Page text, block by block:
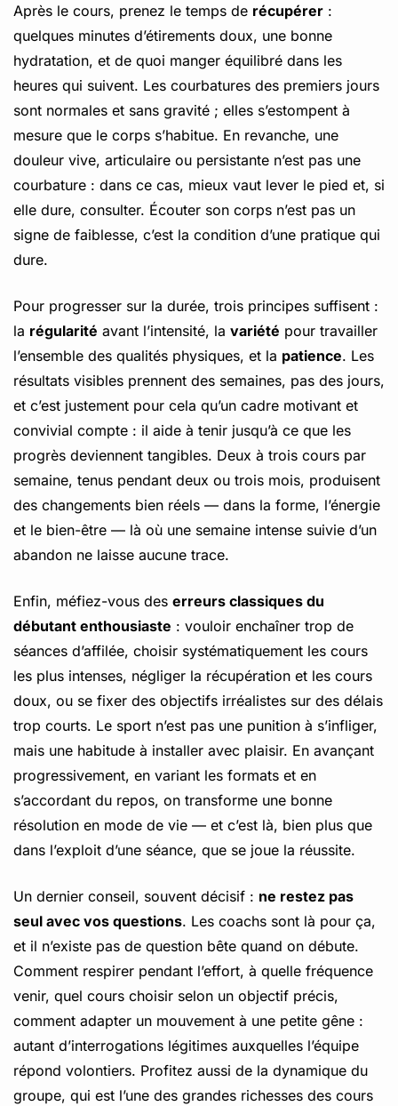
Après le cours, prenez le temps de récupérer :
quelques minutes d’étirements doux, une bonne
hydratation, et de quoi manger équilibré dans les
heures qui suivent. Les courbatures des premiers jours
sont normales et sans gravité ; elles s’estompent à
mesure que le corps s’habitue. En revanche, une
douleur vive, articulaire ou persistante n’est pas une
courbature : dans ce cas, mieux vaut lever le pied et, si
elle dure, consulter. Écouter son corps n’est pas un
signe de faiblesse, c’est la condition d’une pratique qui
dure.
Pour progresser sur la durée, trois principes suffisent :
la régularité avant l’intensité, la variété pour travailler
l’ensemble des qualités physiques, et la patience. Les
résultats visibles prennent des semaines, pas des jours,
et c’est justement pour cela qu’un cadre motivant et
convivial compte : il aide à tenir jusqu’à ce que les
progrès deviennent tangibles. Deux à trois cours par
semaine, tenus pendant deux ou trois mois, produisent
des changements bien réels — dans la forme, l’énergie
et le bien-être — là où une semaine intense suivie d’un
abandon ne laisse aucune trace.
Enfin, méfiez-vous des erreurs classiques du
débutant enthousiaste : vouloir enchaîner trop de
séances d’affilée, choisir systématiquement les cours
les plus intenses, négliger la récupération et les cours
doux, ou se fixer des objectifs irréalistes sur des délais
trop courts. Le sport n’est pas une punition à s’infliger,
mais une habitude à installer avec plaisir. En avançant
progressivement, en variant les formats et en
s’accordant du repos, on transforme une bonne
résolution en mode de vie — et c’est là, bien plus que
dans l’exploit d’une séance, que se joue la réussite.
Un dernier conseil, souvent décisif : ne restez pas
seul avec vos questions. Les coachs sont là pour ça,
et il n’existe pas de question bête quand on débute.
Comment respirer pendant l’effort, à quelle fréquence
venir, quel cours choisir selon un objectif précis,
comment adapter un mouvement à une petite gêne :
autant d’interrogations légitimes auxquelles l’équipe
répond volontiers. Profitez aussi de la dynamique du
groupe, qui est l’une des grandes richesses des cours